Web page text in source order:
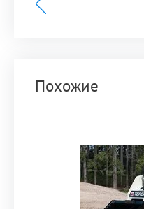
Похожие